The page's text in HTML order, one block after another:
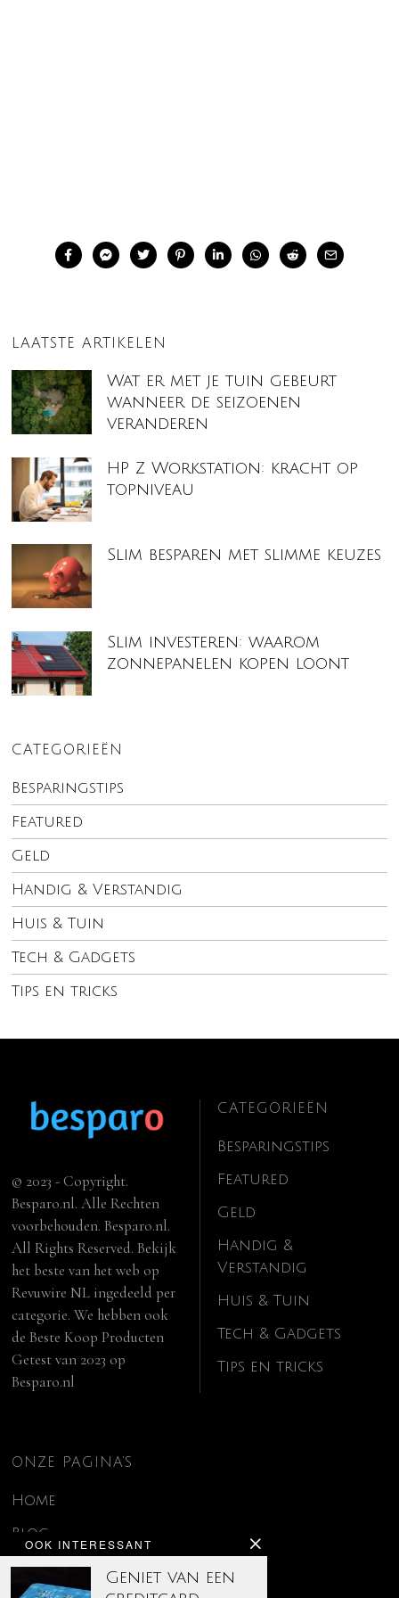
LAATSTE ARTIKELEN
Wat er met je tuin gebeurt
wanneer de seizoenen
veranderen
HP Z Workstation: kracht op
topniveau
Slim besparen met slimme keuzes
Slim investeren: waarom
zonnepanelen kopen loont
CATEGORIEËN
Besparingstips
Featured
Geld
Handig & Verstandig
Huis & Tuin
Tech & Gadgets
Tips en tricks
OOK INTERESSANT
Geniet van een
© 2023 - Copyright.
Besparo.nl. Alle Rechten
voorbehouden. Besparo.nl.
All Rights Reserved. Bekijk
het beste van het web op
Revuwire NL ingedeeld per
categorie. We hebben ook
deBeste Koop Producten
Getest van 2023 op
Besparo.nl
CATEGORIEËN
Besparingstips
Featured
Geld
Handig &
Verstandig
Huis & Tuin
Tech & Gadgets
Tips en tricks
ONZE PAGINA’S
Home
Blog
Contact